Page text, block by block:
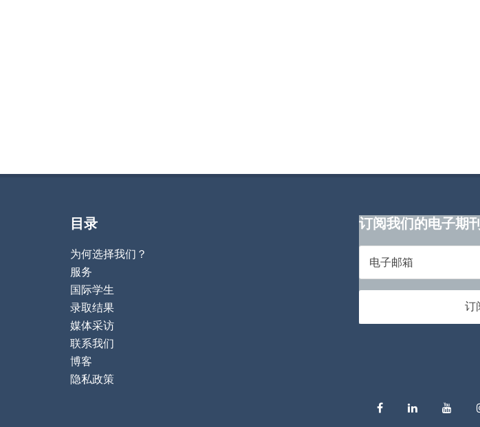
目录
为何选择我们？
服务
国际学生
录取结果
媒体采访
联系我们
博客
隐私政策
订阅我们的电子期刊